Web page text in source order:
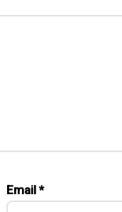
Email *